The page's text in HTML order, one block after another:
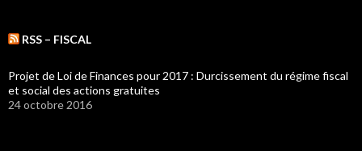
RSS – FISCAL
Projet de Loi de Finances pour 2017 : Durcissement du régime fiscal
et social des actions gratuites
24 octobre 2016